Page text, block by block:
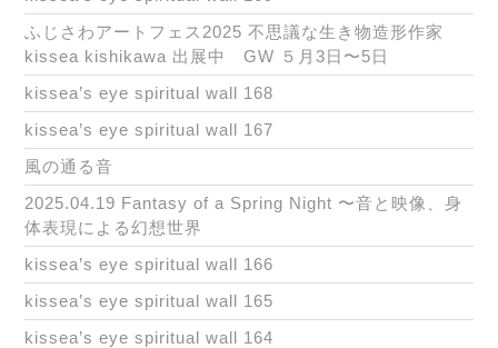
ふじさわアートフェス2025 不思議な生き物造形作家
kissea kishikawa 出展中 GW ５月3日〜5日
kissea’s eye spiritual wall 168
kissea’s eye spiritual wall 167
風の通る音
2025.04.19 Fantasy of a Spring Night 〜音と映像、身
体表現による幻想世界
kissea’s eye spiritual wall 166
kissea’s eye spiritual wall 165
kissea’s eye spiritual wall 164